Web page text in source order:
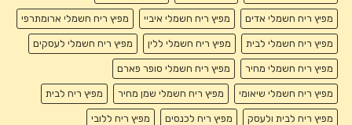
מפיץ ריח חשמלי אדים מפיץ ריח חשמלי איביי מפיץ ריח חשמלי ארומתרפי
מפיץ ריח חשמלי לבית מפיץ ריח חשמלי ללין מפיץ ריח חשמלי לעסקים
מפיץ ריח חשמלי מחיר מפיץ ריח חשמלי סופר פארם
מפיץ ריח חשמלי שיאומי מפיץ ריח חשמלי שמן מחיר מפיץ ריח לבית
מפיץ ריח לבית ולעסק מפיץ ריח לכנסים מפיץ ריח ללובי